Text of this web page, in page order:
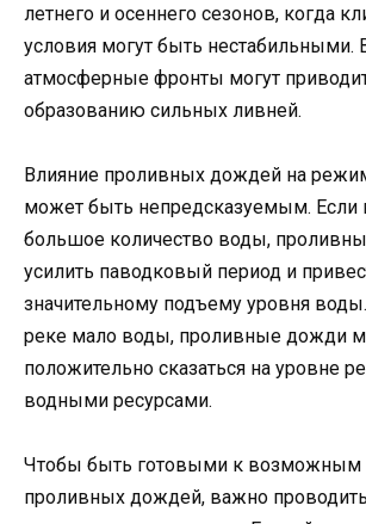
летнего и осеннего сезонов, когда
условия могут быть нестабильными.
атмосферные фронты могут
образованию сильных ливней.
Влияние проливных дождей на
может быть непредсказуемым. Если
большое количество воды,
усилить паводковый период и
значительному подъему уровня
реке мало воды, проливные дожди
положительно сказаться на уровне
водными ресурсами.
Чтобы быть готовыми к возможным
проливных дождей, важно